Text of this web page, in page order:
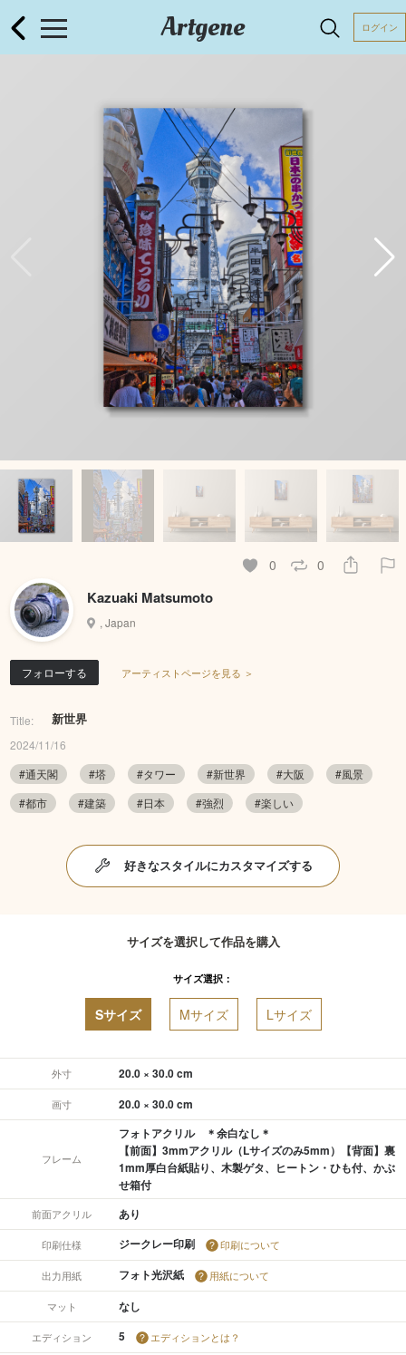
Artgene ログイン
0 0
Kazuaki Matsumoto
, Japan
フォローする アーティストページを見る ＞
Title: 新世界
2024/11/16
#通天閣
#塔 #タワー #新世界 #大阪
#風景
#都市
#建築 #日本 #強烈 #楽しい
好きなスタイルにカスタマイズする
サイズを選択して作品を購入
サイズ選択：
Sサイズ Mサイズ Lサイズ
外寸 20.0 × 30.0 cm
画寸 20.0 × 30.0 cm
フレーム
フォトアクリル ＊余白なし＊
【前面】3mmアクリル（Lサイズのみ5mm）【背面】裏
1mm厚白台紙貼り、木製ゲタ、ヒートン・ひも付、かぶ
せ箱付
前面アクリル あり
印刷仕様 ジークレー印刷 印刷について
出力用紙 フォト光沢紙 用紙について
マット なし
エディション 5 エディションとは？